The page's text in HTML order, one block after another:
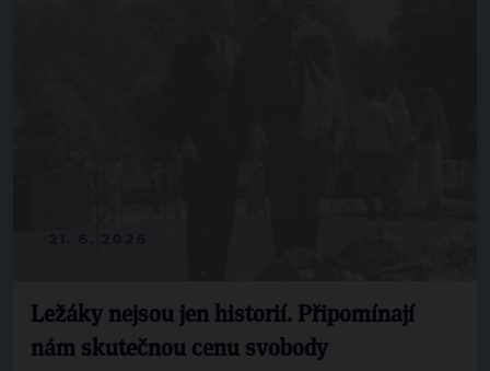
Ležáky nejsou jen historií. Připomínají
nám skutečnou cenu svobody